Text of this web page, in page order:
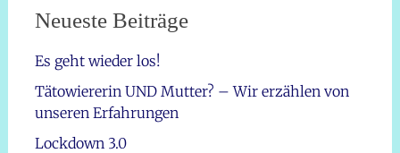
Neueste Beiträge
Es geht wieder los!
Tätowiererin UND Mutter? – Wir erzählen von
unseren Erfahrungen
Lockdown 3.0